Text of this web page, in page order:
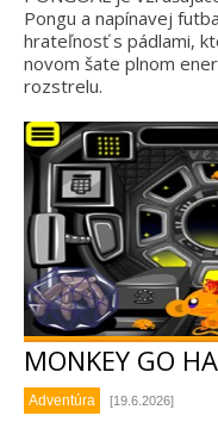
Pongu a napínavej
hrateľnosť s pádlami,
novom šate plnom
rozstrelu.
MONKEY GO
Adventúra [19.6.2026]